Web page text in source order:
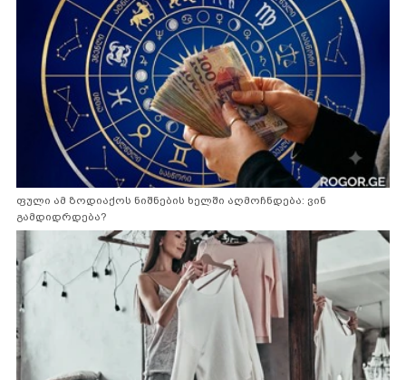
ფული ამ ზოდიაქოს ნიშნების ხელში აღმოჩნდება: ვინ
გამდიდრდება?